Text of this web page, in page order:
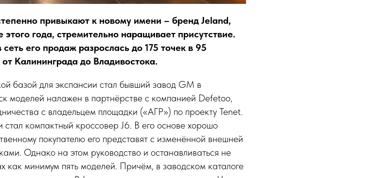
привыкают к новому имени – бренд Jeland,
года, стремительно наращивает присутствие.
его продаж разрослась до 175 точек в 95
Калининграда до Владивостока.
базой для экспансии стал бывший завод GM в
моделей налажен в партнёрстве с компанией Defetoo,
с владельцем площадки («АГР») по проекту Tenet.
компактный кроссовер J6. В его основе хорошо
покупателю его представят с изменённой внешней
Однако на этом руководство и останавливаться не
минимум пять моделей. Причём, в заводском каталоге